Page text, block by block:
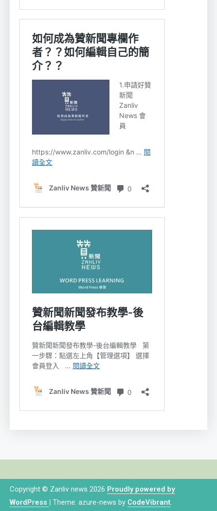
Copyright © Zanliv news 2026 Proudly powered by
WordPress | Theme: azure-news by CodeVibrant